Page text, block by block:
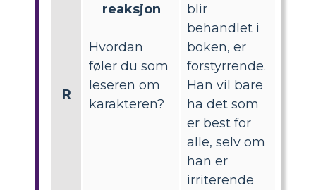
R
reaksjon
Hvordan
føler du som
leseren om
karakteren?
blir
behandlet i
boken, er
forstyrrende.
Han vil bare
ha det som
er best for
alle, selv om
han er
irriterende